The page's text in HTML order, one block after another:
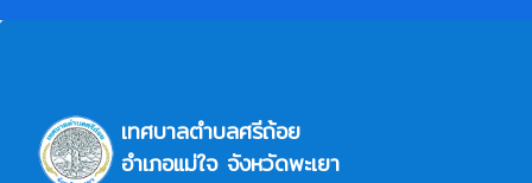
เทศบาลตำบลศรีถ้อย
อำเภอแม่ใจ จังหวัดพะเยา